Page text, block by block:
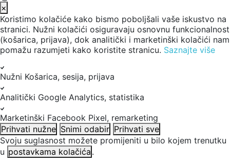
×
Koristimo kolačiće kako bismo poboljšali vaše iskustvo na
stranici. Nužni kolačići osiguravaju osnovnu funkcionalnost
(košarica, prijava), dok analitički i marketinški kolačići nam
pomažu razumjeti kako koristite stranicu. Saznajte više
Nužni Košarica, sesija, prijava
Analitički Google Analytics, statistika
Marketinški Facebook Pixel, remarketing
Prihvati nužne Snimi odabir Prihvati sve
Svoju suglasnost možete promijeniti u bilo kojem trenutku
u postavkama kolačića .